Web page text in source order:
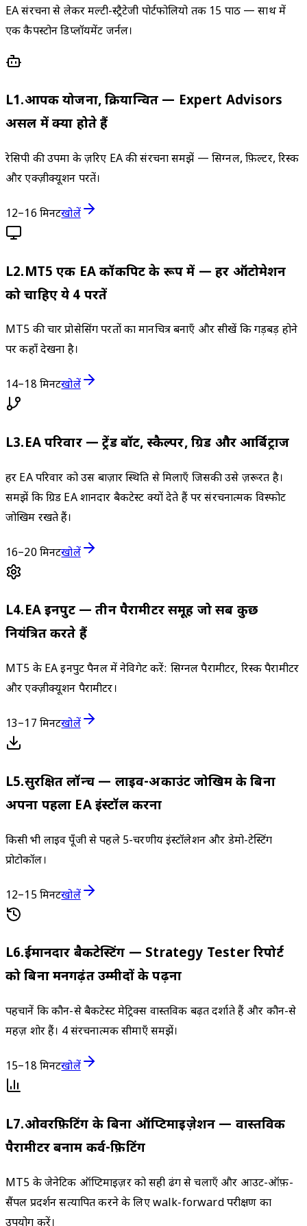
EA संरचना से लेकर मल्टी-स्ट्रैटेजी पोर्टफोलियो तक 15 पाठ — साथ में
एक कैपस्टोन डिप्लॉयमेंट जर्नल।
L1.आपकी योजना, क्रियान्वित — Expert Advisors
असल में क्या होते हैं
रेसिपी की उपमा के ज़रिए EA की संरचना समझें — सिग्नल, फ़िल्टर, रिस्क
और एक्ज़ीक्यूशन परतें।
12–16 मिनटखोलें
L2.MT5 एक EA कॉकपिट के रूप में — हर ऑटोमेशन
को चाहिए ये 4 परतें
MT5 की चार प्रोसेसिंग परतों का मानचित्र बनाएँ और सीखें कि गड़बड़ होने
पर कहाँ देखना है।
14–18 मिनटखोलें
L3.EA परिवार — ट्रेंड बॉट, स्कैल्पर, ग्रिड और आर्बिट्राज
हर EA परिवार को उस बाज़ार स्थिति से मिलाएँ जिसकी उसे ज़रूरत है।
समझें कि ग्रिड EA शानदार बैकटेस्ट क्यों देते हैं पर संरचनात्मक विस्फोट
जोखिम रखते हैं।
16–20 मिनटखोलें
L4.EA इनपुट — तीन पैरामीटर समूह जो सब कुछ
नियंत्रित करते हैं
MT5 के EA इनपुट पैनल में नेविगेट करें: सिग्नल पैरामीटर, रिस्क पैरामीटर
और एक्ज़ीक्यूशन पैरामीटर।
13–17 मिनटखोलें
L5.सुरक्षित लॉन्च — लाइव-अकाउंट जोखिम के बिना
अपना पहला EA इंस्टॉल करना
किसी भी लाइव पूँजी से पहले 5-चरणीय इंस्टॉलेशन और डेमो-टेस्टिंग
प्रोटोकॉल।
12–15 मिनटखोलें
L6.ईमानदार बैकटेस्टिंग — Strategy Tester रिपोर्ट
को बिना मनगढ़ंत उम्मीदों के पढ़ना
पहचानें कि कौन-से बैकटेस्ट मेट्रिक्स वास्तविक बढ़त दर्शाते हैं और कौन-से
महज़ शोर हैं। 4 संरचनात्मक सीमाएँ समझें।
15–18 मिनटखोलें
L7.ओवरफ़िटिंग के बिना ऑप्टिमाइज़ेशन — वास्तविक
पैरामीटर बनाम कर्व-फ़िटिंग
MT5 के जेनेटिक ऑप्टिमाइज़र को सही ढंग से चलाएँ और आउट-ऑफ़-
सैंपल प्रदर्शन सत्यापित करने के लिए walk-forward परीक्षण का